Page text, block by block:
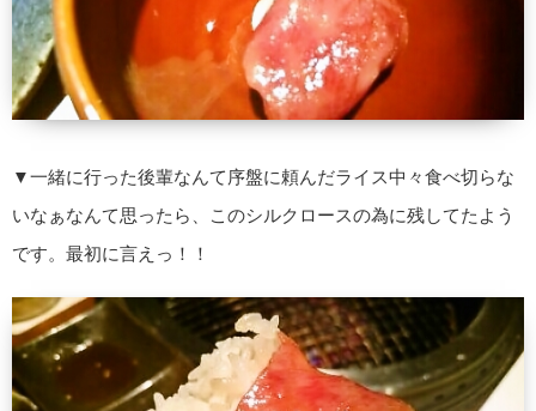
▼一緒に行った後輩なんて序盤に頼んだライス中々食べ切らな
いなぁなんて思ったら、このシルクロースの為に残してたよう
です。最初に言えっ！！